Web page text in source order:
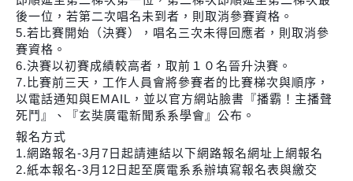
後一位，若第二次唱名未到者，則取消參賽資格。
5.若比賽開始（決賽），唱名三次未得回應者，則取消參
賽資格。
6.決賽以初賽成績較高者，取前１０名晉升決賽。
7.比賽前三天，工作人員會將參賽者的比賽梯次與順序，
以電話通知與EMAIL，並以官方網站臉書『播霸！主播聲
死鬥』、『玄奘廣電新聞系系學會』公布。
報名方式
1.網路報名-3月7日起請連結以下網路報名網址上網報名
2.紙本報名-3月12日起至廣電系系辦填寫報名表與繳交